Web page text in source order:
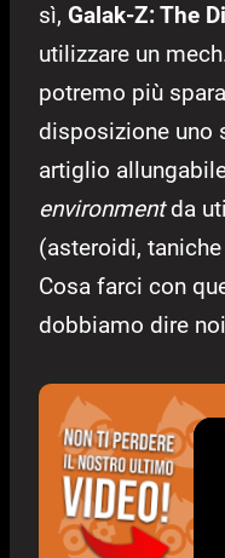
sì, Galak-Z: The
utilizzare un
potremo più
disposizione uno
artiglio
environmentda
(asteroidi,
Cosa farci con
dobbiamo dire